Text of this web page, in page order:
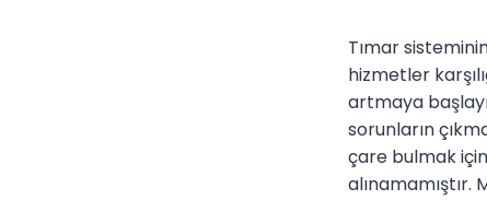
Tımar
hizmetler
artmaya
sorunların
çare bulmak